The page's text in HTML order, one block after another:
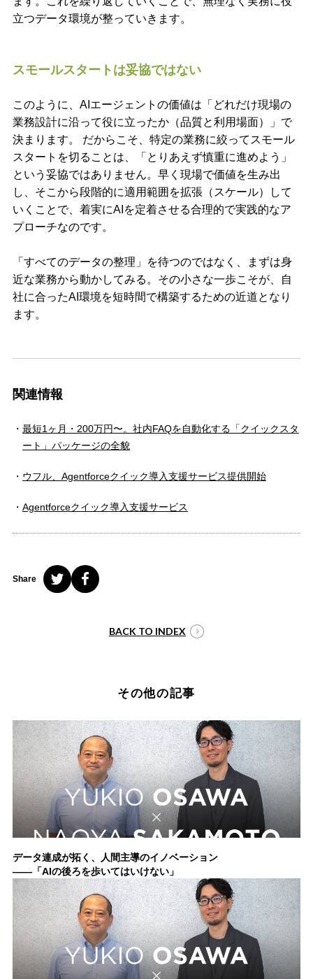
立つデータ環境が整っていきます。
スモールスタートは妥協ではない
このように、AIエージェントの価値は「どれだけ現場の
業務設計に沿って役に立ったか（品質と利用場面）」で
決まります。 だからこそ、特定の業務に絞ってスモール
スタートを切ることは、「とりあえず慎重に進めよう」
という妥協ではありません。早く現場で価値を生み出
し、そこから段階的に適用範囲を拡張（スケール）して
いくことで、着実にAIを定着させる合理的で実践的なア
プローチなのです。
「すべてのデータの整理」を待つのではなく、まずは身
近な業務から動かしてみる。その小さな一歩こそが、自
社に合ったAI環境を短時間で構築するための近道となり
ます。
関連情報
最短1ヶ月・200万円〜。社内FAQを自動化する「クイックスタ
ート」パッケージの全貌
ウフル、Agentforceクイック導入支援サービス提供開始
Agentforceクイック導入支援サービス
Share
BACK TO INDEX
その他の記事
データ連成が拓く、人間主導のイノベーション
——「AIの後ろを歩いてはいけない」